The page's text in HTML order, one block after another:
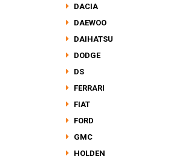
DACIA
DAEWOO
DAIHATSU
DODGE
DS
FERRARI
FIAT
FORD
GMC
HOLDEN